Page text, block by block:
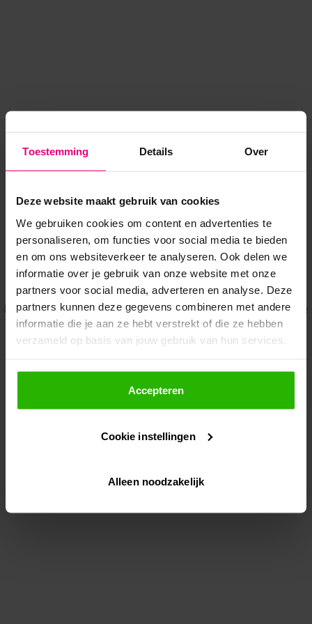
Toestemming Details Over
Deze website maakt gebruik van cookies
We gebruiken cookies om content en advertenties te
personaliseren, om functies voor social media te bieden
en om ons websiteverkeer te analyseren. Ook delen we
informatie over je gebruik van onze website met onze
partners voor social media, adverteren en analyse. Deze
partners kunnen deze gegevens combineren met andere
informatie die je aan ze hebt verstrekt of die ze hebben
verzameld op basis van jouw gebruik van hun services.
Als je op "Accepteer" klikt, dan geef je Voordeeluitjes.nl
toestemming om cookies voor social media en
gepersonaliseerde advertenties te plaatsen.
Lees hier meer over in onsprivacybeleid
Via "Cookie instellingen" kun je ook zelf instellen welke
Accepteren
Cookie instellingen
Alleen noodzakelijk
Application error: a client-side exception has occurred while
loadingwww.voordeeluitjes.nl (see the browser console for more
information).